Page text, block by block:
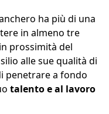
ha più di una
in almeno tre
prossimità del
alle sue qualità di
penetrare a fondo
talento e al lavoro